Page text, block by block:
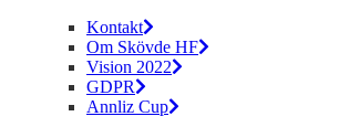
Kontakt
Om Skövde HF
Vision 2022
GDPR
Annliz Cup